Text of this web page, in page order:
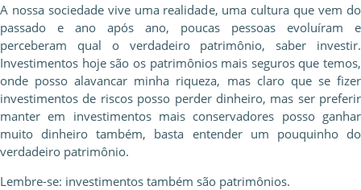
A nossa sociedade vive uma realidade, uma cultura que vem do
passado e ano após ano, poucas pessoas evoluíram e
perceberam qual o verdadeiro patrimônio, saber investir.
Investimentos hoje são os patrimônios mais seguros que temos,
onde posso alavancar minha riqueza, mas claro que se fizer
investimentos de riscos posso perder dinheiro, mas ser preferir
manter em investimentos mais conservadores posso ganhar
muito dinheiro também, basta entender um pouquinho do
verdadeiro patrimônio.
Lembre-se: investimentos também são patrimônios.